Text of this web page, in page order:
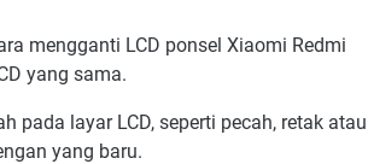
mengganti LCD ponsel Xiaomi Redmi
yang sama.
pada layar LCD, seperti pecah, retak atau
yang baru.